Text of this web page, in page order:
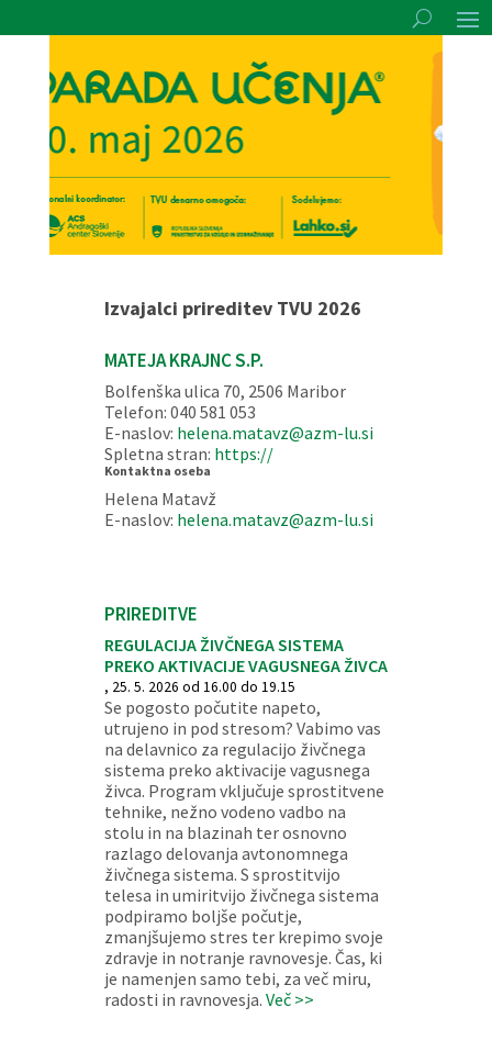
Izvajalci prireditev TVU 2026
MATEJA KRAJNC S.P.
Bolfenška ulica 70, 2506 Maribor
Telefon: 040 581 053
E-naslov: helena.matavz@azm-lu.si
Spletna stran: https://
Kontaktna oseba
Helena Matavž
E-naslov: helena.matavz@azm-lu.si
PRIREDITVE
REGULACIJA ŽIVČNEGA SISTEMA
PREKO AKTIVACIJE VAGUSNEGA ŽIVCA
, 25. 5. 2026 od 16.00 do 19.15
Se pogosto počutite napeto,
utrujeno in pod stresom? Vabimo vas
na delavnico za regulacijo živčnega
sistema preko aktivacije vagusnega
živca. Program vključuje sprostitvene
tehnike, nežno vodeno vadbo na
stolu in na blazinah ter osnovno
razlago delovanja avtonomnega
živčnega sistema. S sprostitvijo
telesa in umiritvijo živčnega sistema
podpiramo boljše počutje,
zmanjšujemo stres ter krepimo svoje
zdravje in notranje ravnovesje. Čas, ki
je namenjen samo tebi, za več miru,
radosti in ravnovesja. Več >>